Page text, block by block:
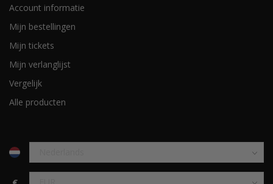
Account informatie
Mijn bestellingen
Mijn tickets
Mijn verlanglijst
Vergelijk
Alle producten